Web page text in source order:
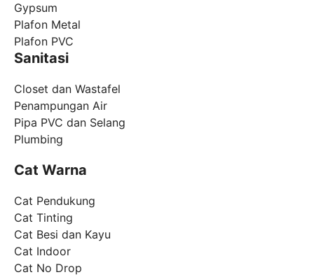
Gypsum
Plafon Metal
Plafon PVC
Sanitasi
Closet dan Wastafel
Penampungan Air
Pipa PVC dan Selang
Plumbing
Cat Warna
Cat Pendukung
Cat Tinting
Cat Besi dan Kayu
Cat Indoor
Cat No Drop